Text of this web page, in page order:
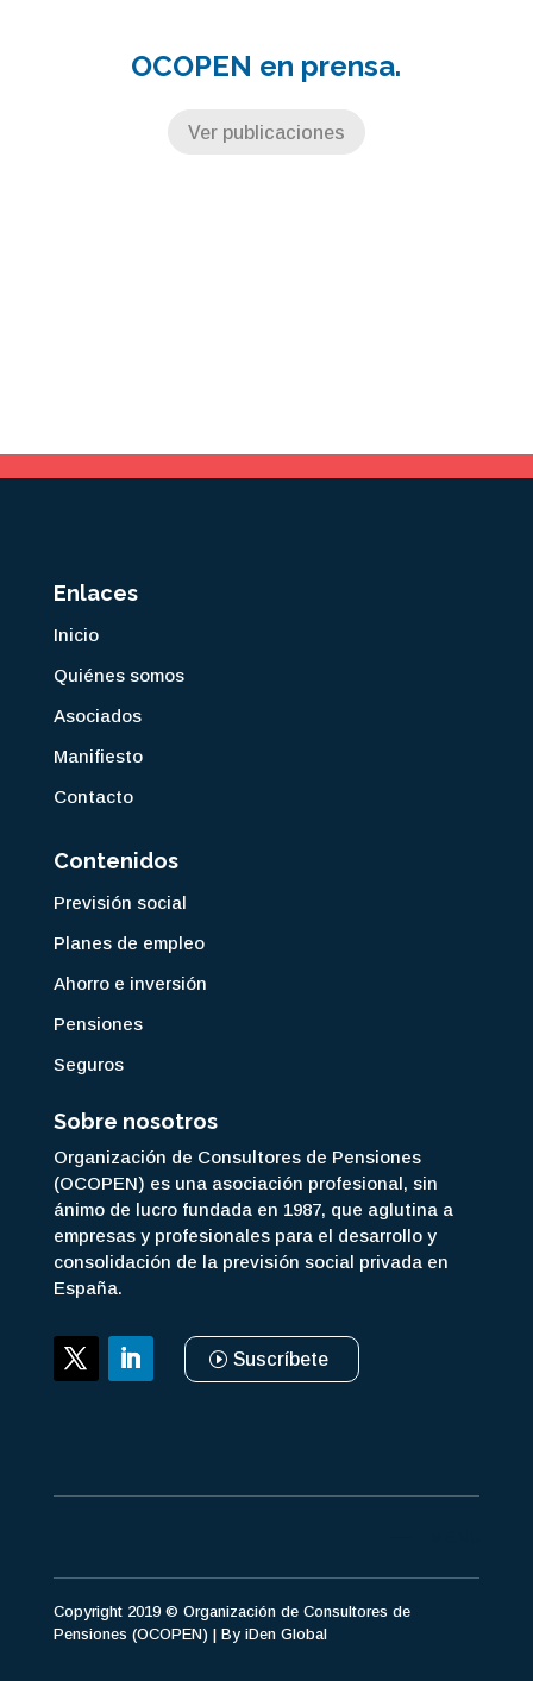
OCOPEN en prensa.
Ver publicaciones
Enlaces
Inicio
Quiénes somos
Asociados
Manifiesto
Contacto
Contenidos
Previsión social
Planes de empleo
Ahorro e inversión
Pensiones
Seguros
Sobre nosotros
Organización de Consultores de Pensiones
(OCOPEN) es una asociación profesional, sin
ánimo de lucro fundada en 1987, que aglutina a
empresas y profesionales para el desarrollo y
consolidación de la previsión social privada en
España.
Suscríbete
Copyright 2019 © Organización de Consultores de
Pensiones (OCOPEN) | By iDen Global